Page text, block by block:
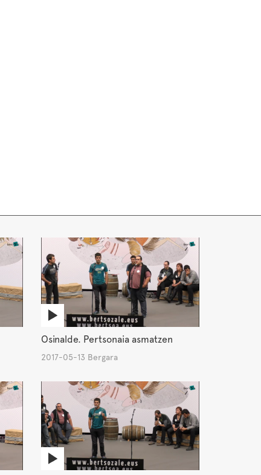
Osinalde. Pertsonaia asmatzen
2017-05-13 Bergara